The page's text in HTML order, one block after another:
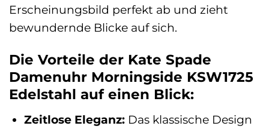
Erscheinungsbild perfekt ab und zieht
bewundernde Blicke auf sich.
Die Vorteile der Kate Spade
Damenuhr Morningside KSW1725
Edelstahl auf einen Blick:
Zeitlose Eleganz:Das klassische Design